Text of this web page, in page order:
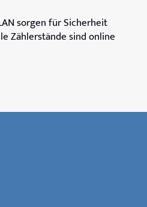
sorgen für Sicherheit
Zählerstände sind online